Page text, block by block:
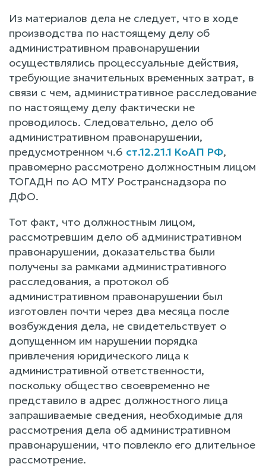
Из материалов дела не следует, что в ходе
производства по настоящему делу об
административном правонарушении
осуществлялись процессуальные действия,
требующие значительных временных затрат, в
связи с чем, административное расследование
по настоящему делу фактически не
проводилось. Следовательно, дело об
административном правонарушении,
предусмотренном ч.6 ст.12.21.1 КоАП РФ,
правомерно рассмотрено должностным лицом
ТОГАДН по АО МТУ Ространснадзора по
ДФО.
Тот факт, что должностным лицом,
рассмотревшим дело об административном
правонарушении, доказательства были
получены за рамками административного
расследования, а протокол об
административном правонарушении был
изготовлен почти через два месяца после
возбуждения дела, не свидетельствует о
допущенном им нарушении порядка
привлечения юридического лица к
административной ответственности,
поскольку общество своевременно не
представило в адрес должностного лица
запрашиваемые сведения, необходимые для
рассмотрения дела об административном
правонарушении, что повлекло его длительное
рассмотрение.